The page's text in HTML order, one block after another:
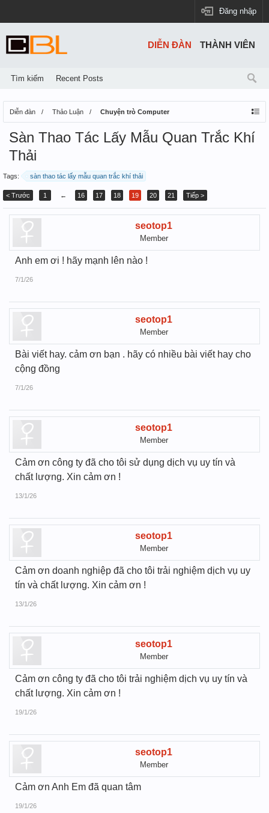
Đăng nhập
Diễn đàn Thảo Luận Chuyện trò Computer
Sàn Thao Tác Lấy Mẫu Quan Trắc Khí
Thải
Tags: sàn thao tác lấy mẫu quan trắc khí thải
< Trước 1 ← 16 17 18 19 20 21 Tiếp >
seotop1
Member
Anh em ơi ! hãy mạnh lên nào !
7/1/26
seotop1
Member
Bài viết hay. cảm ơn bạn . hãy có nhiều bài viết hay cho
cộng đồng
7/1/26
seotop1
Member
Cảm ơn công ty đã cho tôi sử dụng dịch vụ uy tín và
chất lượng. Xin cảm ơn !
13/1/26
seotop1
Member
Cảm ơn doanh nghiệp đã cho tôi trải nghiệm dịch vụ uy
tín và chất lượng. Xin cảm ơn !
13/1/26
seotop1
Member
Cảm ơn công ty đã cho tôi trải nghiệm dịch vụ uy tín và
chất lượng. Xin cảm ơn !
19/1/26
seotop1
Member
Cảm ơn Anh Em đã quan tâm
19/1/26
DIỄN ĐÀN
Tìm kiếm Recent Posts
THÀNH VIÊN